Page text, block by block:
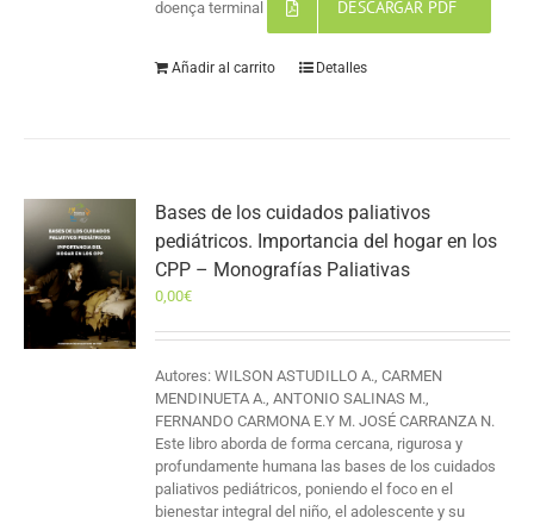
doença terminal DESCARGAR PDF
Añadir al carrito Detalles
Bases de los cuidados paliativos
pediátricos. Importancia del hogar en los
CPP – Monografías Paliativas
0,00€
Autores: WILSON ASTUDILLO A., CARMEN
MENDINUETA A., ANTONIO SALINAS M.,
FERNANDO CARMONA E.Y M. JOSÉ CARRANZA N.
Este libro aborda de forma cercana, rigurosa y
profundamente humana las bases de los cuidados
paliativos pediátricos, poniendo el foco en el
bienestar integral del niño, el adolescente y su